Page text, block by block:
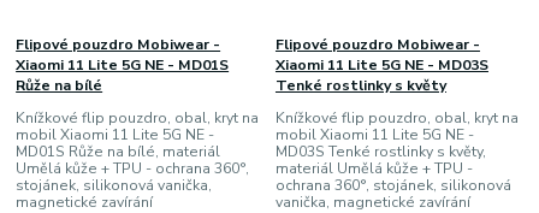
Flipové pouzdro Mobiwear -
Xiaomi 11 Lite 5G NE - MD01S
Růže na bílé
Knížkové flip pouzdro, obal, kryt na
mobil Xiaomi 11 Lite 5G NE -
MD01S Růže na bílé, materiál
Umělá kůže + TPU - ochrana 360°,
stojánek, silikonová vanička,
magnetické zavírání
Flipové pouzdro Mobiwear -
Xiaomi 11 Lite 5G NE - MD03S
Tenké rostlinky s květy
Knížkové flip pouzdro, obal, kryt na
mobil Xiaomi 11 Lite 5G NE -
MD03S Tenké rostlinky s květy,
materiál Umělá kůže + TPU -
ochrana 360°, stojánek, silikonová
vanička, magnetické zavírání